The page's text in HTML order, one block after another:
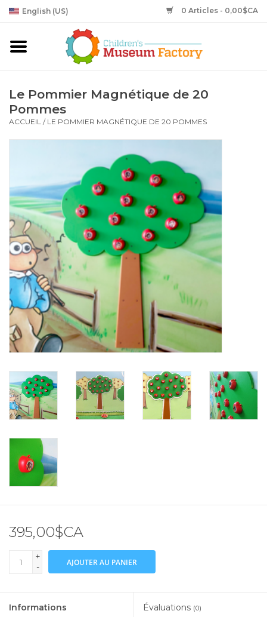
English (US) 0 Articles - 0,00$CA
Le Pommier Magnétique de 20
Pommes
ACCUEIL / LE POMMIER MAGNÉTIQUE DE 20 POMMES
395,00$CA
+
-
AJOUTER AU PANIER
Informations Évaluations (0)